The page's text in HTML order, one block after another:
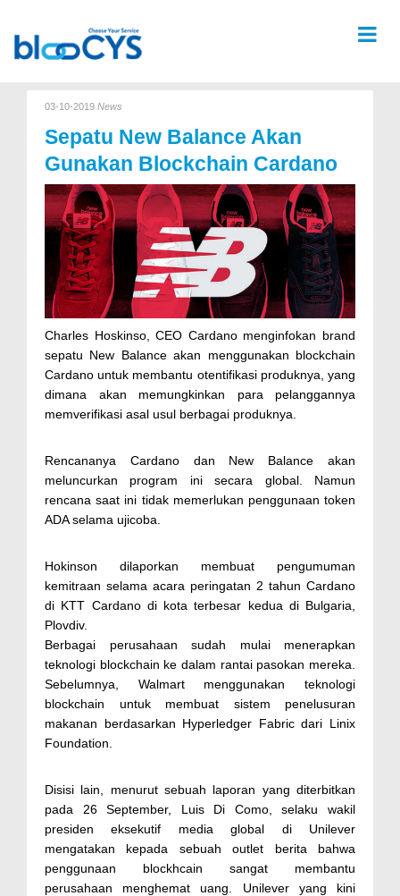
03-10-2019 News
Sepatu New Balance Akan
Gunakan Blockchain Cardano
Charles Hoskinso, CEO Cardano menginfokan brand
sepatu New Balance akan menggunakan blockchain
Cardano untuk membantu otentifikasi produknya, yang
dimana akan memungkinkan para pelanggannya
memverifikasi asal usul berbagai produknya.
Rencananya Cardano dan New Balance akan
meluncurkan program ini secara global. Namun
rencana saat ini tidak memerlukan penggunaan token
ADA selama ujicoba.
Hokinson dilaporkan membuat pengumuman
kemitraan selama acara peringatan 2 tahun Cardano
di KTT Cardano di kota terbesar kedua di Bulgaria,
Plovdiv.
Berbagai perusahaan sudah mulai menerapkan
teknologi blockchain ke dalam rantai pasokan mereka.
Sebelumnya, Walmart menggunakan teknologi
blockchain untuk membuat sistem penelusuran
makanan berdasarkan Hyperledger Fabric dari Linix
Foundation.
Disisi lain, menurut sebuah laporan yang diterbitkan
pada 26 September, Luis Di Como, selaku wakil
presiden eksekutif media global di Unilever
mengatakan kepada sebuah outlet berita bahwa
penggunaan blockhcain sangat membantu
perusahaan menghemat uang. Unilever yang kini